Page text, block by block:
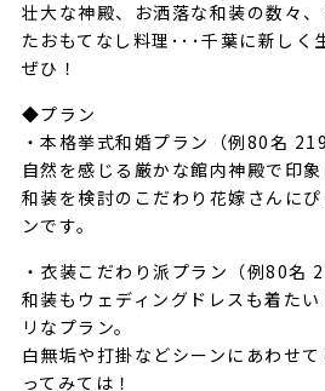
壮大な神殿、お洒落な和装の数々
たおもてなし料理･･･千葉に新しく
ぜひ！
◆プラン
・本格挙式和婚プラン（例80名
自然を感じる厳かな館内神殿で印象
和装を検討のこだわり花嫁さんに
ンです。
・衣装こだわり派プラン（例80名
和装もウェディングドレスも着た
リなプラン。
白無垢や打掛などシーンにあわせ
ってみては！